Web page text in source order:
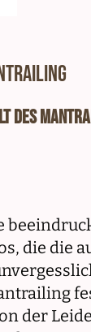
des
die die
der